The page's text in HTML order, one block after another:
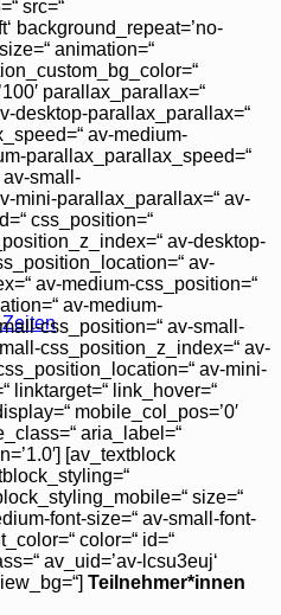
src=“
background_repeat=’no-
animation=“
parallax_parallax=“
desktop-parallax_parallax=“
av-medium-
parallax_parallax_speed=“
small-
mini-parallax_parallax=“ av-
css_position=“
av-desktop-
av-
av-medium-css_position=“
av-medium-
css_position=“ av-small-
css_position_z_index=“ av-
av-mini-
linktarget=“ link_hover=“
mobile_col_pos=’0′
aria_label=“
[av_textblock
size=“
font-size=“ av-small-font-
color=“ id=“
av_uid=’av-lcsu3euj‘
Teilnehmer*innen